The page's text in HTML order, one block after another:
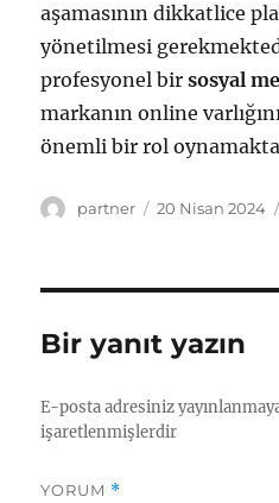
aşamasının dikkatlice
yönetilmesi
profesyonel birsosyal
markanın online
önemli bir rol
Yazar
partner
Yayın
20 Nisan 2024
Bir yanıt yazın
E-posta adresiniz
işaretlenmişlerdir
YORUM *